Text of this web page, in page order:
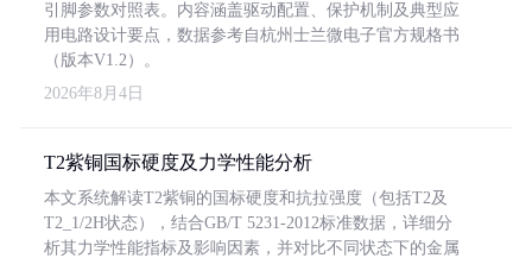
引脚参数对照表。内容涵盖驱动配置、保护机制及典型应
用电路设计要点，数据参考自杭州士兰微电子官方规格书
（版本V1.2）。
2026年8月4日
T2紫铜国标硬度及力学性能分析
本文系统解读T2紫铜的国标硬度和抗拉强度（包括T2及
T2_1/2H状态），结合GB/T 5231-2012标准数据，详细分
析其力学性能指标及影响因素，并对比不同状态下的金属